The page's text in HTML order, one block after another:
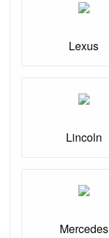
Lexus
Lincoln
Mercedes